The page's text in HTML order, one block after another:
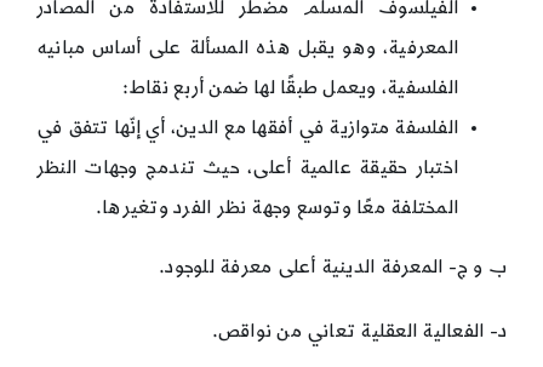
الفيلسوف المسلم مضطر للاستفادة من المصادر
المعرفية، وهو يقبل هذه المسألة على أساس مبانيه
الفلسفية، ويعمل طبقًا لها ضمن أربع نقاط:
الفلسفة متوازية في أفقها مع الدين، أي إنّها تتفق في
اختبار حقيقة عالمية أعلى، حيث تندمج وجهات النظر
المختلفة معًا وتوسع وجهة نظر الفرد وتغيرها.
ب و ج- المعرفة الدينية أعلى معرفة للوجود.
د- الفعالية العقلية تعاني من نواقص.